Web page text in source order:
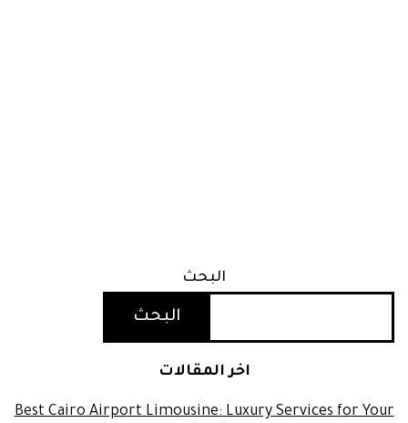
البحث
البحث
اخر المقالات
Best Cairo Airport Limousine: Luxury Services for Your